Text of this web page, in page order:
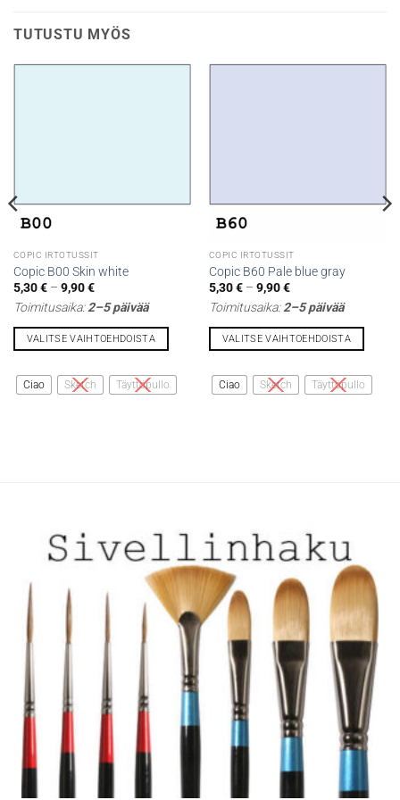
TUTUSTU MYÖS
COPIC IRTOTUSSIT
Copic B00 Skin white
5,30€ – 9,90€Hintaluokka:
-
Toimitusaika:2–5 päivää
VALITSE VAIHTOEHDOISTA
tuotteella
on
Ciao Sketch Täyttöpullo
COPIC IRTOTUSSIT
Copic B60 Pale blue gray
5,30€ – 9,90€Hintaluokka:
-
Toimitusaika:2–5 päivää
VALITSE VAIHTOEHDOISTA
tuotteella
on
Ciao Sketch Täyttöpullo